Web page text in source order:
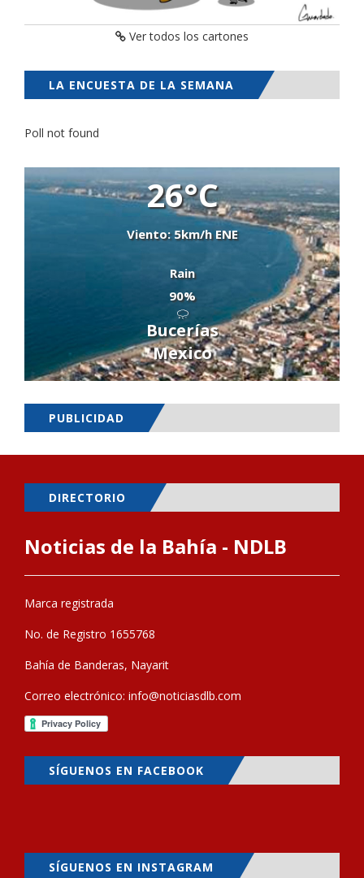
Ver todos los cartones
LA ENCUESTA DE LA SEMANA
Poll not found
26°C
Viento: 5km/h ENE
Rain
90%
Bucerías
Mexico
PUBLICIDAD
DIRECTORIO
Noticias de la Bahía - NDLB
Marca registrada
No. de Registro 1655768
Bahía de Banderas, Nayarit
Correo electrónico: info@noticiasdlb.com
SÍGUENOS EN FACEBOOK
SÍGUENOS EN INSTAGRAM